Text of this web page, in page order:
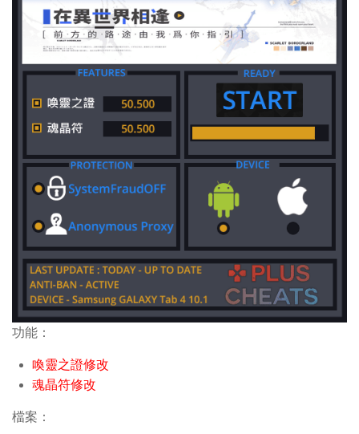
功能：
喚靈之證修改
魂晶符修改
檔案：